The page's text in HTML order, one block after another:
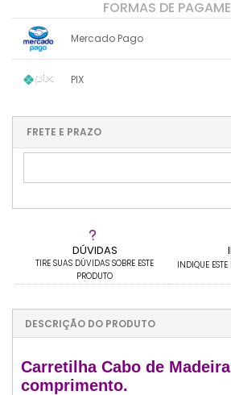
DÚVIDAS
TIRE SUAS DÚVIDAS SOBRE ESTE
PRODUTO
INDIQUE
FORMAS DE
Mercado Pago
PIX
...
FRETE E PRAZO
DESCRIÇÃO DO PRODUTO
Carretilha Cabo de
comprimento.